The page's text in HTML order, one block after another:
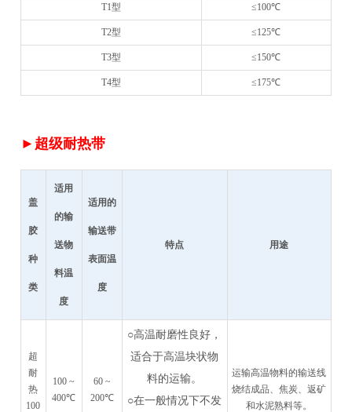
T1型 ≤100℃
T2型 ≤125℃
T3型 ≤150℃
T4型 ≤175℃
►超级耐热带
盖
胶
种
类
适用
的输
送物
料温
度
适用的
输送带
表面温
度
特点 用途
超
耐
热
100
100 ~
400℃
60 ~
200℃
○高温耐磨性良好，
适合于高温块状物
料的运输。
○在一般情况下不发
运输高温物料的输送线
烧结成品、焦炭、返矿
和水泥熟料等。